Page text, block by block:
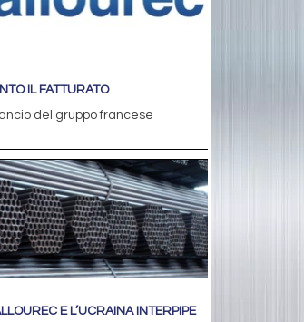
IL FATTURATO
del gruppo francese
E L’UCRAINA INTERPIPE